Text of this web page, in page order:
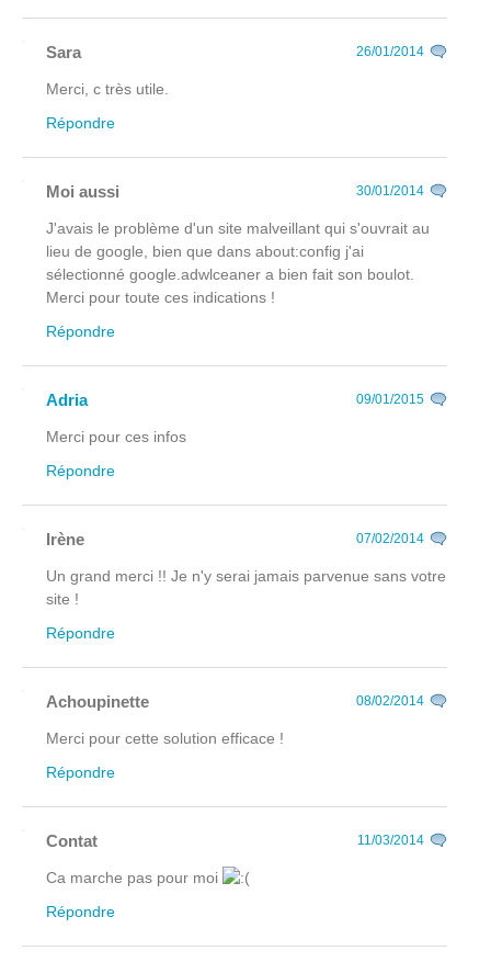
Sara 26/01/2014
Merci, c très utile.
Répondre
Moi aussi 30/01/2014
J'avais le problème d'un site malveillant qui s'ouvrait au
lieu de google, bien que dans about:config j'ai
sélectionné google.adwlceaner a bien fait son boulot.
Merci pour toute ces indications !
Répondre
Adria 09/01/2015
Merci pour ces infos
Répondre
Irène 07/02/2014
Un grand merci !! Je n'y serai jamais parvenue sans votre
site !
Répondre
Achoupinette 08/02/2014
Merci pour cette solution efficace !
Répondre
Contat 11/03/2014
Ca marche pas pour moi
Répondre